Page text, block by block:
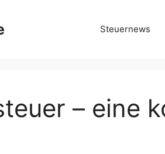
Steuernews
– eine